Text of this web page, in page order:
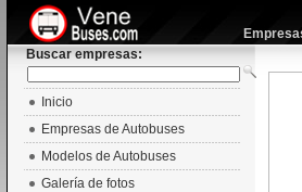
Buscar empresas:
Inicio
Empresas de Autobuses
Modelos de Autobuses
Galería de fotos